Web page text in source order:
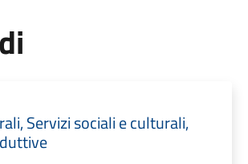
Servizi sociali e culturali,